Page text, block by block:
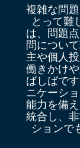
複雑な問
とって難
は、問題
問につい
主や個人
働きかけ
ばしばで
ニケーシ
能力を備
統合し、
ションで